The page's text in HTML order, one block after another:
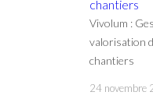
Vivolum :
valorisation
chantiers
24 novembre